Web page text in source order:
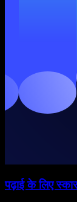
पढ़ाई के लिए